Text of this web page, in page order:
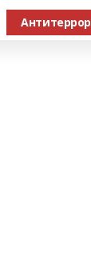
Антитеррор